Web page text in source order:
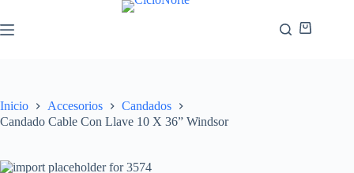
Inicio Accesorios
Candados
Candado Cable Con Llave 10 X 36” Windsor